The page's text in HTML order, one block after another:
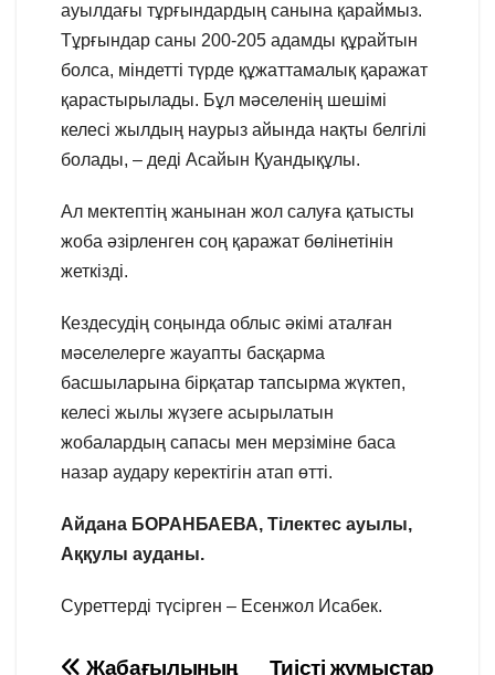
ауылдағы тұрғындардың санына қараймыз.
Тұрғындар саны 200-205 адамды құрайтын
болса, міндетті түрде құжаттамалық қаражат
қарастырылады. Бұл мәселенің шешімі
келесі жылдың наурыз айында нақты белгілі
болады, – деді Асайын Қуандықұлы.
Ал мектептің жанынан жол салуға қатысты
жоба әзірленген соң қаражат бөлінетінін
жеткізді.
Кездесудің соңында облыс әкімі аталған
мәселелерге жауапты басқарма
басшыларына бірқатар тапсырма жүктеп,
келесі жылы жүзеге асырылатын
жобалардың сапасы мен мерзіміне баса
назар аудару керектігін атап өтті.
Айдана БОРАНБАЕВА, Тілектес ауылы,
Аққулы ауданы.
Суреттерді түсірген – Есенжол Исабек.
Тиісті жұмыстар
Жабағылының